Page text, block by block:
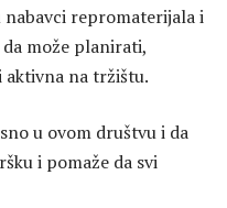
repromaterijala i
može planirati,
na tržištu.
u ovom društvu i da
i pomaže da svi